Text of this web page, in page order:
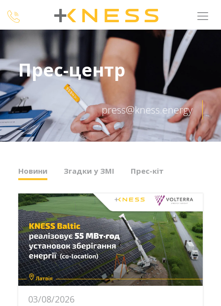
Прес-центр
press@kness.energy
Новини Згадки у ЗМІ Прес-кіт
03/08/2026